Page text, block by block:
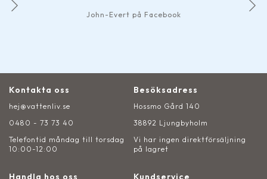
John-Evert på Facebook
Kontakta oss
hej@vattenliv.se
0480 - 73 73 40
Telefontid måndag till torsdag
10:00-12:00
Besöksadress
Hossmo Gård 140
38892 Ljungbyholm
Vi har ingen direktförsäljning
på lagret
Handla hos oss Kundservice